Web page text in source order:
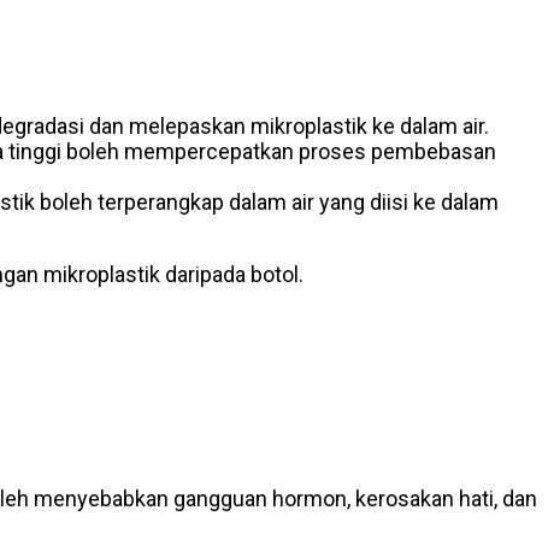
dan melepaskan mikroplastik ke dalam air.
tinggi boleh mempercepatkan proses pembebasan
boleh terperangkap dalam air yang diisi ke dalam
mikroplastik daripada botol.
menyebabkan gangguan hormon, kerosakan hati, dan